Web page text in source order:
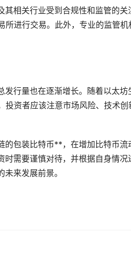
相关行业受到合规性和监管的
所进行交易。此外，专业的监管
发行量也在逐渐增长。随着以太
资者应该注意市场风险、技术
的包装比特币**，在增加比特币
需要谨慎对待，并根据自身情
来发展前景。